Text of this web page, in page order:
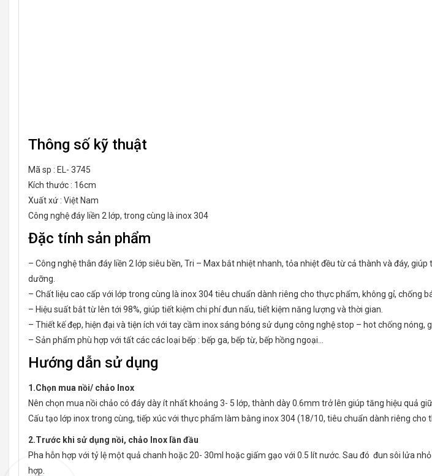
Thông số kỹ thuật
Mã sp : EL- 3745
Kích thước : 16cm
Xuất xứ : Việt Nam
Công nghệ đáy liền 2 lớp, trong cùng là inox 304
Đặc tính sản phẩm
– Công nghệ thân đáy liền 2 lớp siêu bền, Tri – Max bắt nhiệt nhanh, tỏa nhiệt đều từ cả thành và đáy,
dưỡng.
– Chất liệu cao cấp với lớp trong cùng là inox 304 tiêu chuẩn dành riêng cho thực phẩm, không gỉ, chống
– Hiệu suất bắt từ lên tới 98%, giúp tiết kiệm chi phí đun nấu, tiết kiệm năng lượng và thời gian.
– Thiết kế đẹp, hiện đại và tiện ích với tay cầm inox sáng bóng sử dụng công nghệ stop – hot chống nóng,
– Sản phẩm phù hợp với tất các các loại bếp : bếp ga, bếp từ, bếp hồng ngoại…
Hướng dẫn sử dụng
1.Chọn mua nồi/ chảo Inox
Nên chọn mua nồi chảo có đáy dày ít nhất khoảng 3- 5 lớp, thành dày 0.6mm trở lên giúp tăng hiệu quả
Cấu tạo lớp inox trong cùng, tiếp xúc với thực phẩm làm bằng inox 304 (18/10, tiêu chuẩn dành riêng
2.Trước khi sử dụng nồi, chảo Inox lần đầu
Pha hỗn hợp với tỷ lệ một quả chanh hoặc 20- 30ml hoặc giấm gạo với 0.5 lít nước. Sau đó đun sôi lửa
hợp.